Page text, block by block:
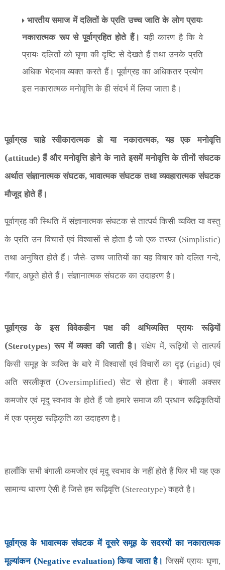
भारतीय समाज में दलितों के प्रति उच्च जाति के लोग प्रायः
नकारात्मक रूप से पूर्वाग्रहित होते हैं। यही कारण है कि वे
प्रायः दलितों को घृणा की दृष्टि से देखते हैं तथा उनके प्रति
अधिक भेदभाव व्यक्त करते हैं। पूर्वाग्रह का अधिकतर प्रयोग
इस नकारात्मक मनोवृत्ति के ही संदर्भ में लिया जाता है।
पूर्वाग्रह चाहे स्वीकारात्मक हो या नकारात्मक,यह एक मनोवृत्ति
(attitude)हैं और मनोवृत्ति होने के नाते इसमें मनोवृत्ति के तीनों संघटक
अर्थात संज्ञानात्मक संघटक, भावात्मक संघटक तथा व्यवहारात्मक संघटक
मौजूद होते हैं।
पूर्वाग्रह की स्थिति में संज्ञानात्मक संघटक से तात्पर्य किसी व्यक्ति या वस्तु
के प्रति उन विचारों एवं विश्वासों से होता है जो एक तरफा (Simplistic)
तथा अनुचित होते हैं। जैसे- उच्च जातियों का यह विचार को दलित गन्दे,
गँवार, अछूते होते हैं। संज्ञानात्मक संघटक का उदाहरण है।
पूर्वाग्रह के इस विवेकहीन पक्ष की अभिव्यक्ति प्रायः रूढ़ियों
(Sterotypes)रूप में व्यक्त की जाती है। संक्षेप में,रूढ़ियों से तात्पर्य
किसी समूह के व्यक्ति के बारे में विश्वासों एवं विचारों का दृढ़ (rigid)एवं
अति सरलीकृत (Oversimplified) सेट से होता है। बंगाली अक्सर
कमजोर एवं मृदु स्वभाव के होते हैं जो हमारे समाज की प्रधान रूढ़िकृतियों
में एक प्रमुख रूढ़िकृति का उदाहरण है।
हालाँकि सभी बंगाली कमजोर एवं मृदु स्वभाव के नहीं होते हैं फिर भी यह एक
सामान्य धारणा ऐसी है जिसे हम रूढ़िवृत्ति (Stereotype) कहते है।
पूर्वाग्रह के भावात्मक संघटक में दूसरे समूह के सदस्यों का नकारात्मक
मूल्यांकन (Negative evaluation)किया जाता है। जिसमें प्रायः घृणा,